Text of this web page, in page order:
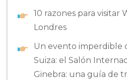
10 razones para visitar
Londres
Un evento imperdible
Suiza: el Salón
Ginebra: una guía de